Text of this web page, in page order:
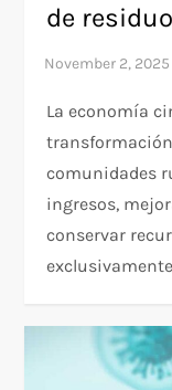
de
La economía
comunidades
ingresos,
conservar